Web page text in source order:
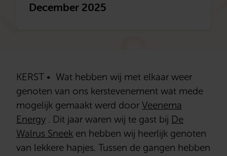
December 2025
KERST • Wat hebben wij met elkaar weer
genoten van ons kerstevenement wat mede
mogelijk gemaakt werd door Veenema
Energy . Dit jaar waren wij te gast bij De
Walrus Sneek en hebben wij heerlijk genoten
van lekkere hapjes. Tussen de gangen hebben